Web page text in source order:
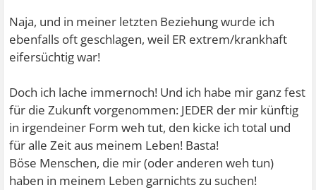
Naja, und in meiner letzten Beziehung wurde ich
ebenfalls oft geschlagen, weil ER extrem/krankhaft
eifersüchtig war!
Doch ich lache immernoch! Und ich habe mir ganz fest
für die Zukunft vorgenommen: JEDER der mir künftig
in irgendeiner Form weh tut, den kicke ich total und
für alle Zeit aus meinem Leben! Basta!
Böse Menschen, die mir (oder anderen weh tun)
haben in meinem Leben garnichts zu suchen!